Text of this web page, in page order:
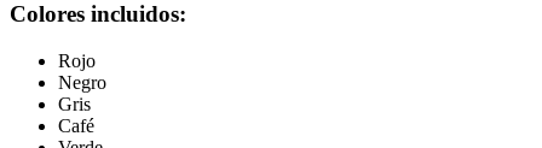
Colores incluidos:
Rojo
Negro
Gris
Café